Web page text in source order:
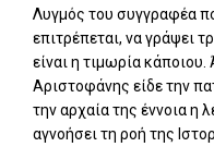
Λυγμός του συγγραφέα
επιτρέπεται, να γράψει
είναι η τιμωρία
Αριστοφάνης είδε την
την αρχαία της έννοια η
αγνοήσει τη ροή της